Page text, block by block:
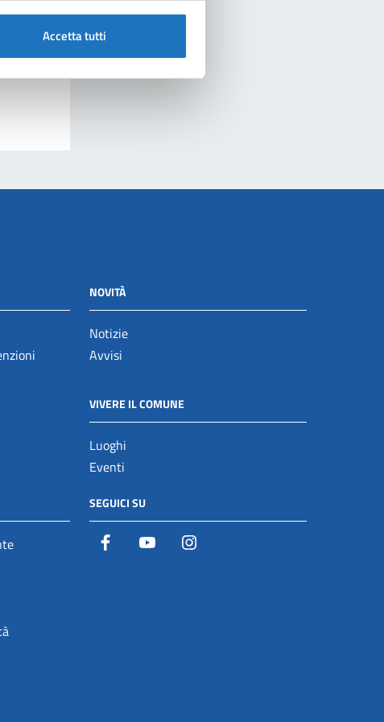
Accetta tutti
NOVITÀ
Notizie
Avvisi
VIVERE IL COMUNE
Luoghi
Eventi
SEGUICI SU
Facebook YouTube